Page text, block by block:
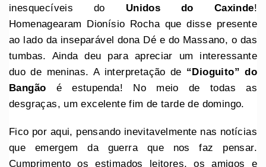
inesquecíveis do Unidos do Caxinde!
Homenagearam Dionísio Rocha que disse presente
ao lado da inseparável dona Dé e do Massano, o das
tumbas. Ainda deu para apreciar um interessante
duo de meninas. A interpretação de “Dioguito” do
Bangão é estupenda! No meio de todas as
desgraças, um excelente fim de tarde de domingo.
Fico por aqui, pensando inevitavelmente nas notícias
que emergem da guerra que nos faz pensar.
Cumprimento os estimados leitores, os amigos e